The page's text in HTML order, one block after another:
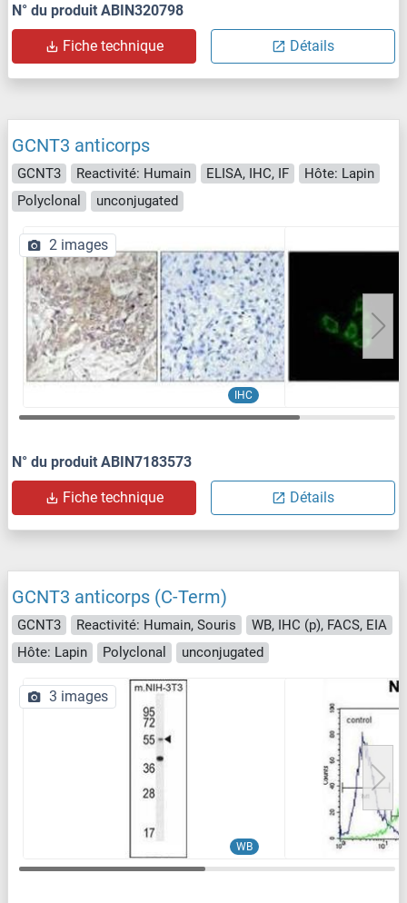
N° du produit ABIN320798
Fiche technique Détails
GCNT3 anticorps
GCNT3 Reactivité: Humain ELISA, IHC, IF
Hôte: Lapin
Polyclonal
unconjugated
IHC
2 images
N° du produit ABIN7183573
Fiche technique Détails
GCNT3 anticorps (C-Term)
GCNT3 Reactivité: Humain, Souris
WB, IHC (p), FACS, EIA
Hôte: Lapin
Polyclonal unconjugated
WB
3 images